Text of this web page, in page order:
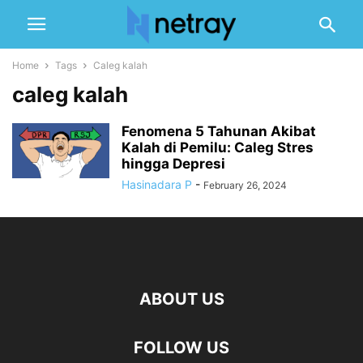
Home Tags Caleg kalah
caleg kalah
Fenomena 5 Tahunan Akibat
Kalah di Pemilu: Caleg Stres
hingga Depresi
Hasinadara P - February 26, 2024
ABOUT US
FOLLOW US